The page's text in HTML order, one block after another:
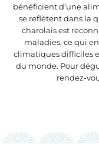
bénéficient d’une
se reflètent dans la
charolais est
maladies, ce qui
climatiques difficiles
du monde. Pour
rendez-